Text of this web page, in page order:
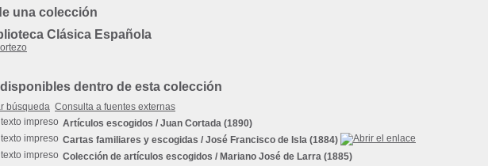
una colección
Clásica Española
dentro de esta colección
búsqueda Consulta a fuentes externas
Artículos escogidos / Juan Cortada (1890)
Cartas familiares y escogidas / José Francisco de Isla (1884)
Colección de artículos escogidos / Mariano José de Larra (1885)